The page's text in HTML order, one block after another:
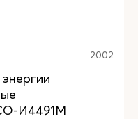
2002
И4491М